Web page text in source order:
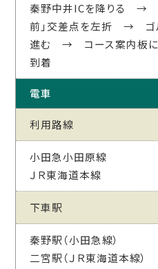
秦野中井ICを降りる
前」交差点を左折 → ゴ
進む → コース案内板
到着
電車
利用路線
小田急小田原線
ＪＲ東海道本線
下車駅
秦野駅（小田急線）
二宮駅（ＪＲ東海道本線）